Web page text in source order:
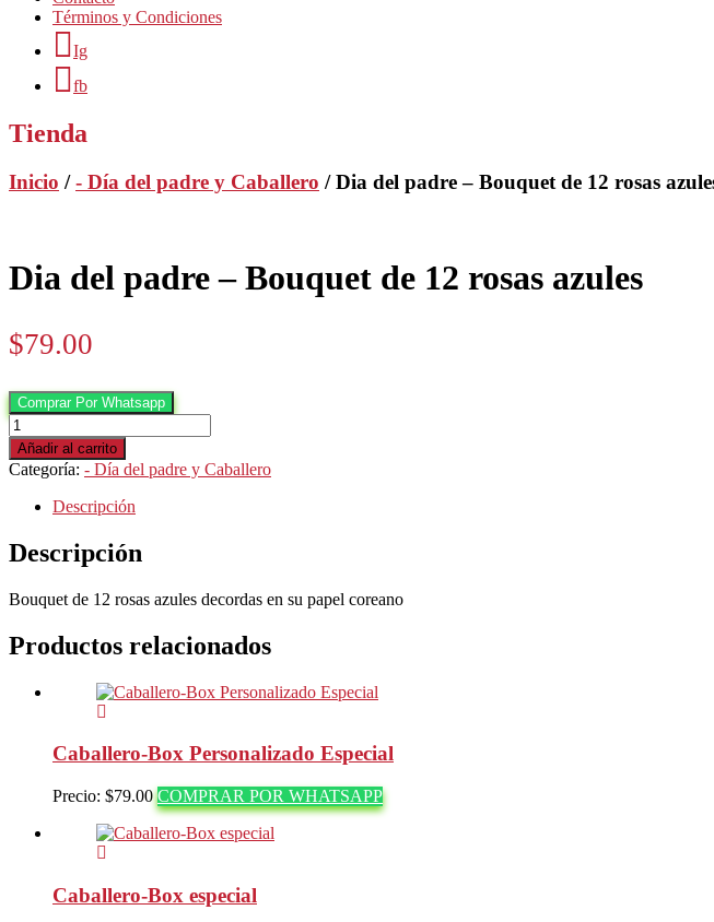
Términos y Condiciones
Ig
fb
Tienda
Inicio /- Día del padre y Caballero / Dia del padre – Bouquet de 12 rosas
Dia del padre – Bouquet de 12 rosas azules
$79.00
Comprar Por Whatsapp
Dia
del
padre
-
Bouquet
12
rosas
cantidad
Añadir al carrito
Categoría: - Día del padre y Caballero
Descripción
Descripción
Bouquet de 12 rosas azules decordas en su papel coreano
Productos relacionados
Caballero-Box Personalizado Especial
Precio: $79.00 COMPRAR POR WHATSAPP
Caballero-Box especial